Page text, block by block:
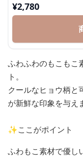
¥2,780
ふわふわのもこもこ
ト。
クールなヒョウ柄と
が新鮮な印象を与え
✨ここがポイント
ふわもこ素材で優し